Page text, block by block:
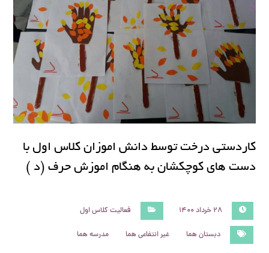
کاردستی درخت توسط دانش اموزان کلاس اول با
دست های کوچکشان به هنگام اموزش حرف (د )
۲۸ خرداد ۱۴۰۰ فعالیت کلاس اول
دبستان هما غیر انتفاعی هما مدرسه هما